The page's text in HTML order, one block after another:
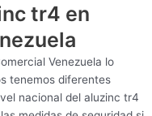
tr4 en
Venezuela lo
tenemos diferentes
nacional del aluzinc tr4